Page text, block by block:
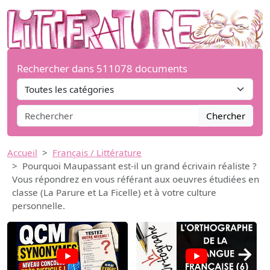
Rechercher dans 511078 documents
Chercher
Accueil
Français / Littérature
Pourquoi Maupassant est-il un grand écrivain réaliste ?
Vous répondrez en vous référant aux oeuvres étudiées en
classe (La Parure et La Ficelle) et à votre culture
personnelle.
→